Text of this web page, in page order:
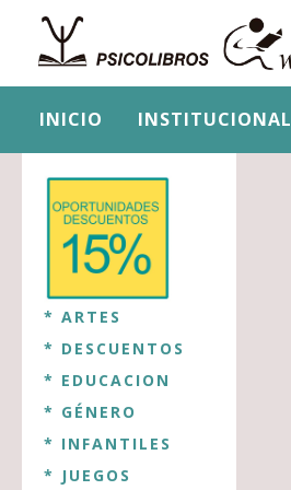
INICIO INSTITUCIONAL
* ARTES
* DESCUENTOS
* EDUCACION
* GÉNERO
* INFANTILES
* JUEGOS